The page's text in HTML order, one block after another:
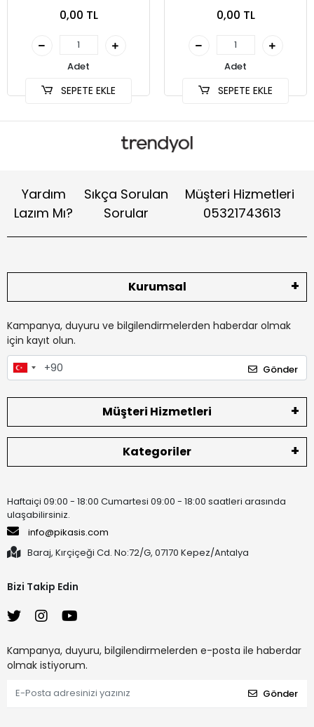
0,00 TL
Adet
SEPETE EKLE
0,00 TL
Adet
SEPETE EKLE
Yardım
Lazım Mı?
Sıkça Sorulan
Sorular
Müşteri Hizmetleri
05321743613
Kurumsal
Kampanya, duyuru ve bilgilendirmelerden haberdar olmak
için kayıt olun.
Gönder
Müşteri Hizmetleri
Kategoriler
Haftaiçi 09:00 - 18:00 Cumartesi 09:00 - 18:00 saatleri arasında
ulaşabilirsiniz.
info@pikasis.com
Baraj, Kırçiçeği Cd. No:72/G, 07170 Kepez/Antalya
Bizi Takip Edin
Kampanya, duyuru, bilgilendirmelerden e-posta ile haberdar
olmak istiyorum.
Gönder